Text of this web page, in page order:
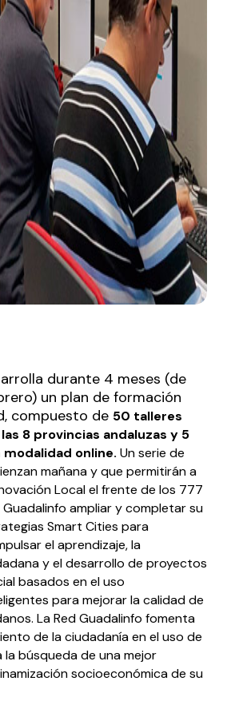
durante 4 meses (de
un plan de formación
compuesto de 50 talleres
8 provincias andaluzas y 5
online. Un serie de
mañana y que permitirán a
Local el frente de los 777
ampliar y completar su
Smart Cities para
el aprendizaje, la
y el desarrollo de proyectos
basados en el uso
para mejorar la calidad de
. La Red Guadalinfo fomenta
de la ciudadanía en el uso de
búsqueda de una mejor
socioeconómica de su